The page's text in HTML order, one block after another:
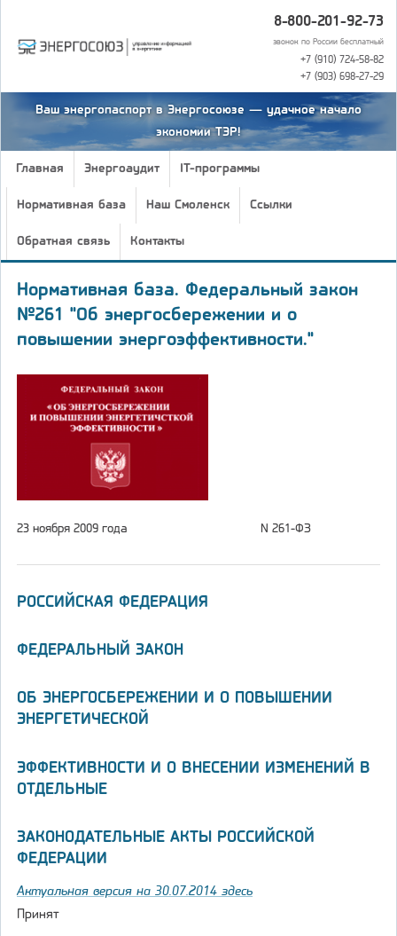
8-800-201-92-73
звонок по России бесплатный
+7 (910) 724-58-82
+7 (903) 698-27-29
Ваш энергопаспорт в Энергосоюзе — удачное начало
экономии ТЭР!
Главная Энергоаудит IT-программы
Нормативная база Наш Смоленск Ссылки
Обратная связь Контакты
Нормативная база. Федеральный закон
№261 "Об энергосбережении и о
повышении энергоэффективности."
23 ноября 2009 года N 261-ФЗ
РОССИЙСКАЯ ФЕДЕРАЦИЯ
ФЕДЕРАЛЬНЫЙ ЗАКОН
ОБ ЭНЕРГОСБЕРЕЖЕНИИ И О ПОВЫШЕНИИ
ЭНЕРГЕТИЧЕСКОЙ
ЭФФЕКТИВНОСТИ И О ВНЕСЕНИИ ИЗМЕНЕНИЙ В
ОТДЕЛЬНЫЕ
ЗАКОНОДАТЕЛЬНЫЕ АКТЫ РОССИЙСКОЙ
ФЕДЕРАЦИИ
Актуальная версия на 30.07.2014 здесь
Принят